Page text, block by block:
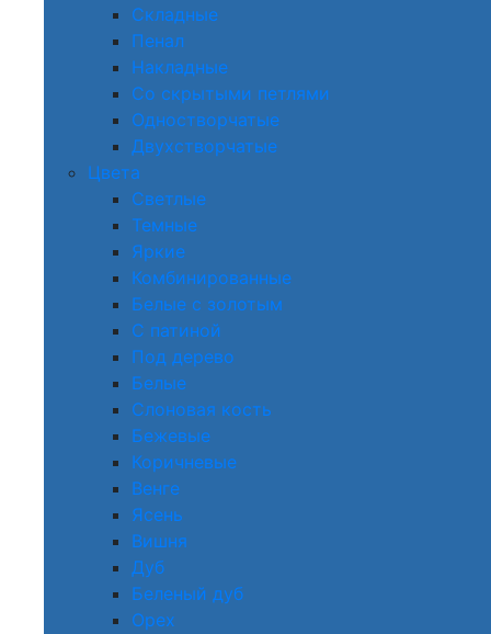
Складные
Пенал
Накладные
Со скрытыми петлями
Одностворчатые
Двухстворчатые
Цвета
Светлые
Темные
Яркие
Комбинированные
Белые с золотым
С патиной
Под дерево
Белые
Слоновая кость
Бежевые
Коричневые
Венге
Ясень
Вишня
Дуб
Беленый дуб
Орех